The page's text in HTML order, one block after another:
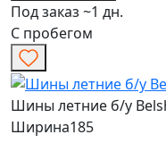
Под заказ ~1 дн.
С пробегом
Шины летние б/у
Ширина185